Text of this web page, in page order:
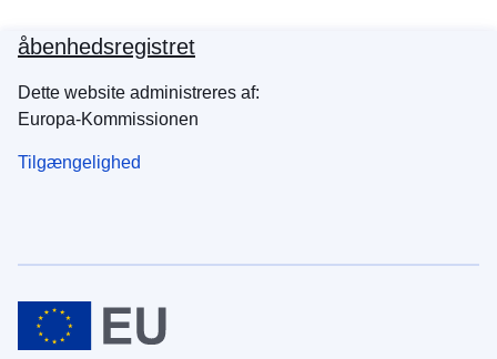
åbenhedsregistret
Dette website administreres af:
Europa-Kommissionen
Tilgængelighed